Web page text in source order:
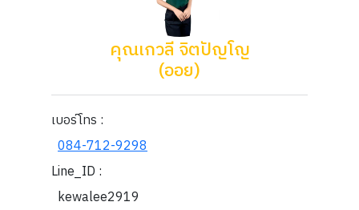
คุณเกวลี จิตปัญโญ
(ออย)
เบอร์โทร :
084-712-9298
Line_ID :
kewalee2919